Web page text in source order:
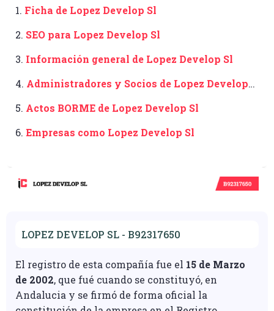
1. Ficha de Lopez Develop Sl
2. SEO para Lopez Develop Sl
3. Información general de Lopez Develop Sl
4. Administradores y Socios de Lopez Develop
5. Actos BORME de Lopez Develop Sl
6. Empresas como Lopez Develop Sl
LOPEZ DEVELOP SL - B92317650
El registro de esta compañía fue el 15 de Marzo
de 2002, que fué cuando se constituyó, en
Andalucia y se firmó de forma oficial la